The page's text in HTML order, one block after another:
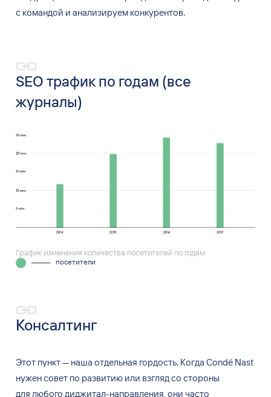
с командой и анализируем конкурентов.
SEO трафик по годам (все
журналы)
График изменения количества посетителей по годам
посетители
Консалтинг
Этот пункт—наша отдельная гордость. Когда CondéNast
нужен совет по развитию или взгляд со стороны
для любого диджитал-направления, они часто